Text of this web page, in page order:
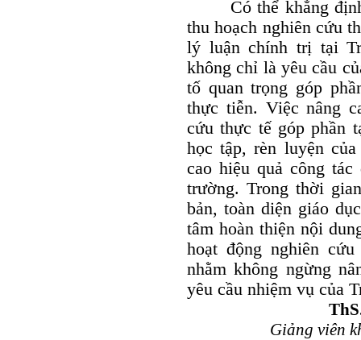
Có thể khẳng định
thu hoạch nghiên cứu
lý luận chính trị tại
không chỉ là yêu cầu
tố quan trọng góp
thực tiễn. Việc nâng
cứu thực tế góp phần
học tập, rèn luyện
cao hiệu quả công
trường. Trong thời
bản, toàn diện giáo
tâm hoàn thiện nội
hoạt động nghiên
nhằm không ngừng
yêu cầu nhiệm vụ của
Giảng viên k